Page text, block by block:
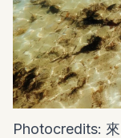
Photocredits: